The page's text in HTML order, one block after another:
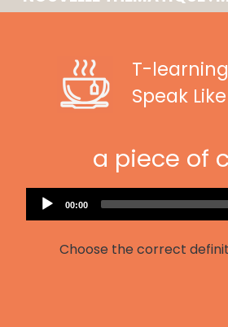
T-learning
Speak
a piece of
Audio
Player
Current
00:00
Choose the correct